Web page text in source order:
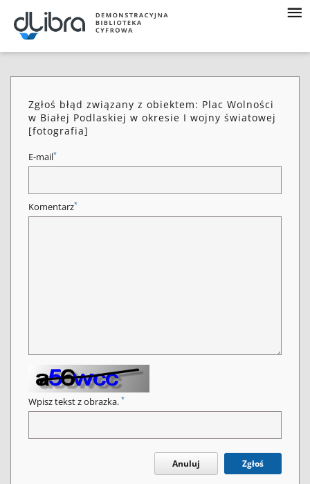
Zgłoś błąd związany z obiektem: Plac Wolności
w Białej Podlaskiej w okresie I wojny światowej
[fotografia]
E-mail*
Komentarz*
Wpisz tekst z obrazka. *
Anuluj Zgłoś